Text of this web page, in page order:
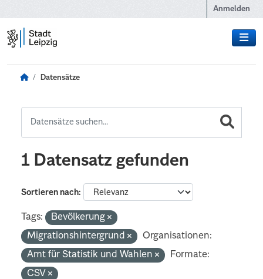
Anmelden
Datensätze
1 Datensatz gefunden
Sortieren nach
Tags:
Bevölkerung
Migrationshintergrund
Organisationen:
Amt für Statistik und Wahlen
Formate:
CSV